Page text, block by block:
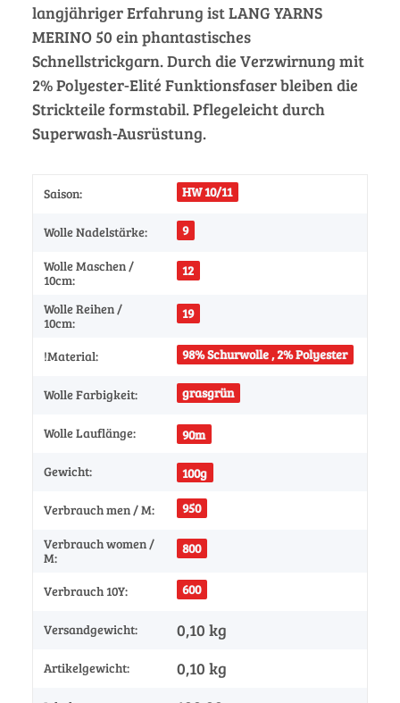
langjähriger Erfahrung ist LANG YARNS
MERINO 50 ein phantastisches
Schnellstrickgarn. Durch die Verzwirnung mit
2% Polyester-Elité Funktionsfaser bleiben die
Strickteile formstabil. Pflegeleicht durch
Superwash-Ausrüstung.
Saison: HW 10/11
Wolle Nadelstärke: 9
Wolle Maschen /
10cm:
12
Wolle Reihen /
10cm:
19
!Material: 98% Schurwolle , 2% Polyester
Wolle Farbigkeit: grasgrün
Wolle Lauflänge: 90m
Gewicht: 100g
Verbrauch men / M: 950
Verbrauch women /
M:
800
Verbrauch 10Y: 600
Versandgewicht: 0,10 kg
Artikelgewicht: 0,10 kg